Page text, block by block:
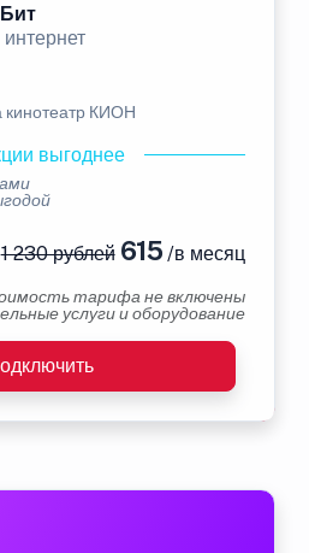
кинотеатр КИОН
выгоднее
1 230 рублей615 /в месяц
тарифа не включены
услуги и оборудование